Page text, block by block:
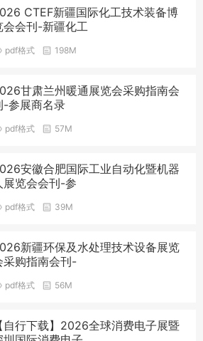
CTEF新疆国际化工技术装备博
会会刊-新疆化工
pdf格式 198M
甘肃兰州暖通展览会采购指南会
-参展商名录
pdf格式 57M
安徽合肥国际工业自动化暨机器
展览会会刊-参
pdf格式 39M
新疆环保及水处理技术设备展览
采购指南会刊-
pdf格式 56M
【自行下载】2026全球消费电子展暨